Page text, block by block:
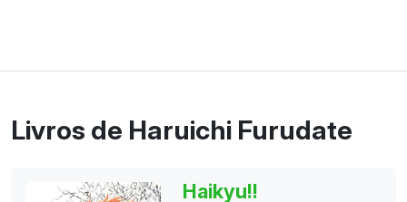
Livros de Haruichi Furudate
Haikyu!!